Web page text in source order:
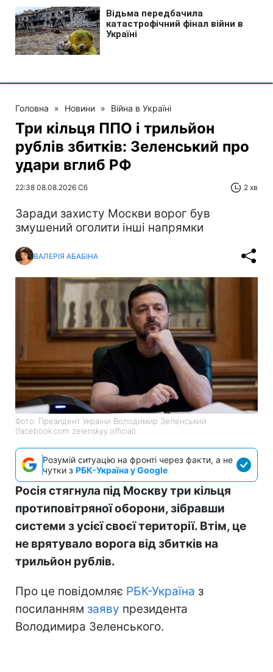
Головна » Новини » Війна в Україні
Три кільця ППО і трильйон
рублів збитків: Зеленський про
удари вглиб РФ
22:38 08.08.2026 Сб 2 хв
Заради захисту Москви ворог був
змушений оголити інші напрямки
ВАЛЕРІЯ АБАБІНА
Фото: Президент України Володимир Зеленський
(facebook.com zelenskyy.official)
Розумій ситуацію на фронті через факти, а не
чутки з РБК-Україна у Google
Росія стягнула під Москву три кільця
протиповітряної оборони, зібравши
системи з усієї своєї території. Втім, це
не врятувало ворога від збитків на
трильйон рублів.
Про це повідомляє РБК-Україна з
посиланням заяву президента
Володимира Зеленського.